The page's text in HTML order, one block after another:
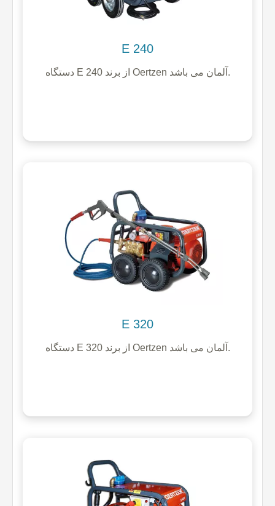
E 240
دستگاه E 240 از برند Oertzen آلمان می باشد.
E 320
دستگاه E 320 از برند Oertzen آلمان می باشد.